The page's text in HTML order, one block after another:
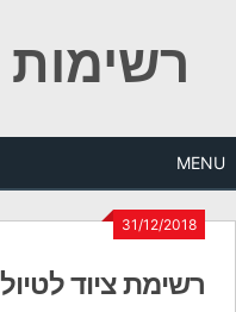
contentרשימות
MENU
31/12/2018
רשימת ציוד